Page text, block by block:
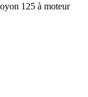
125 à moteur